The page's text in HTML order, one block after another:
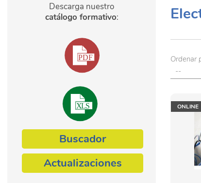
Descarga nuestro
catálogo formativo:
Buscador
Actualizaciones
Ordenar
ONLINE